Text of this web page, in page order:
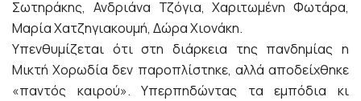
Σωτηράκης, Ανδριάνα Τζόγια, Χαριτωμένη Φωτάρα,
Μαρία Χατζηγιακουμή, Δώρα Χιονάκη.
Υπενθυμίζεται ότι στη διάρκεια της πανδημίας η
Μικτή Χορωδία δεν παροπλίστηκε, αλλά αποδείχθηκε
«παντός καιρού». Υπερπηδώντας τα εμπόδια κι